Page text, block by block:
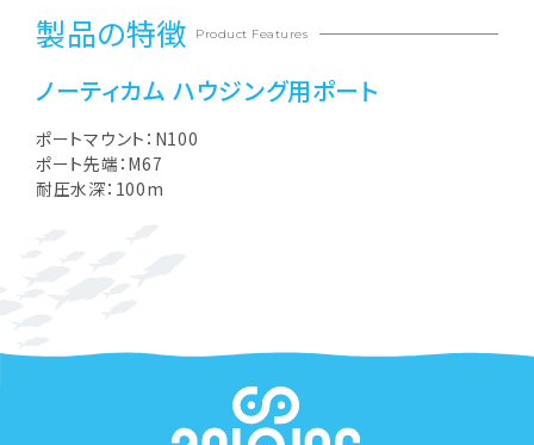
製品の特徴 Product Features
ノーティカム ハウジング用ポート
ポートマウント：N100
ポート先端：M67
耐圧水深：100m